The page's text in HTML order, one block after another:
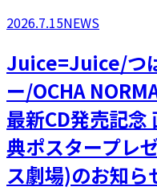
2026.7.15NEWS
Juice=Juice/つ
ー/OCHA
最新CD発売記念
典ポスタープレ
ス劇場)のお知ら